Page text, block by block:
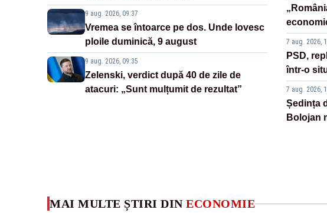
9 aug. 2026, 09:37
Vremea se întoarce pe dos. Unde lovesc
ploile duminică, 9 august
9 aug. 2026, 09:35
Zelenski, verdict după 40 de zile de
atacuri: „Sunt mulțumit de rezultat”
7 aug. 2026,
PSD,
într-o
7 aug. 2026,
Ședința
Bolojan
MAI MULTE ȘTIRI DIN ECONOMIE